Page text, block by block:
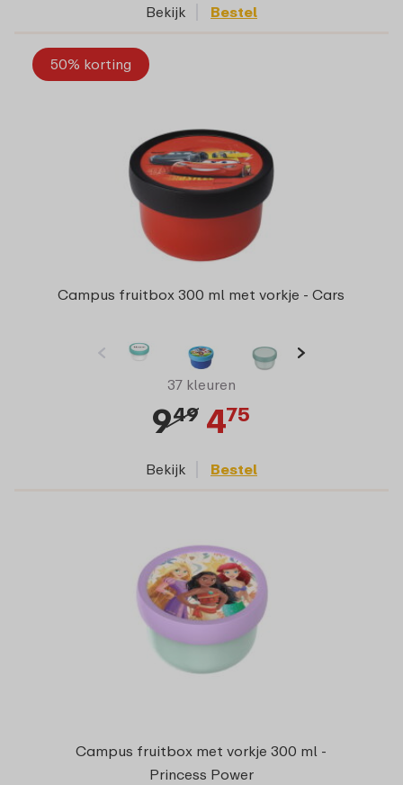
Bekijk Bestel
50% korting
Campus fruitbox 300 ml met vorkje - Cars
37 kleuren
949 475
Bekijk Bestel
Campus fruitbox met vorkje 300 ml -
Princess Power